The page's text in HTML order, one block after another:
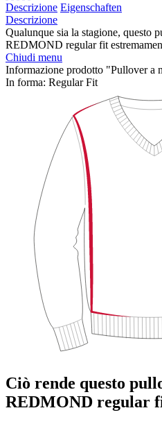
Descrizione Eigenschaften
Descrizione
Qualunque sia la stagione, questo
REDMOND regular fit
Chiudi menu
Informazione prodotto "Pullover
In forma: Regular Fit
Ciò rende questo
REDMOND regular